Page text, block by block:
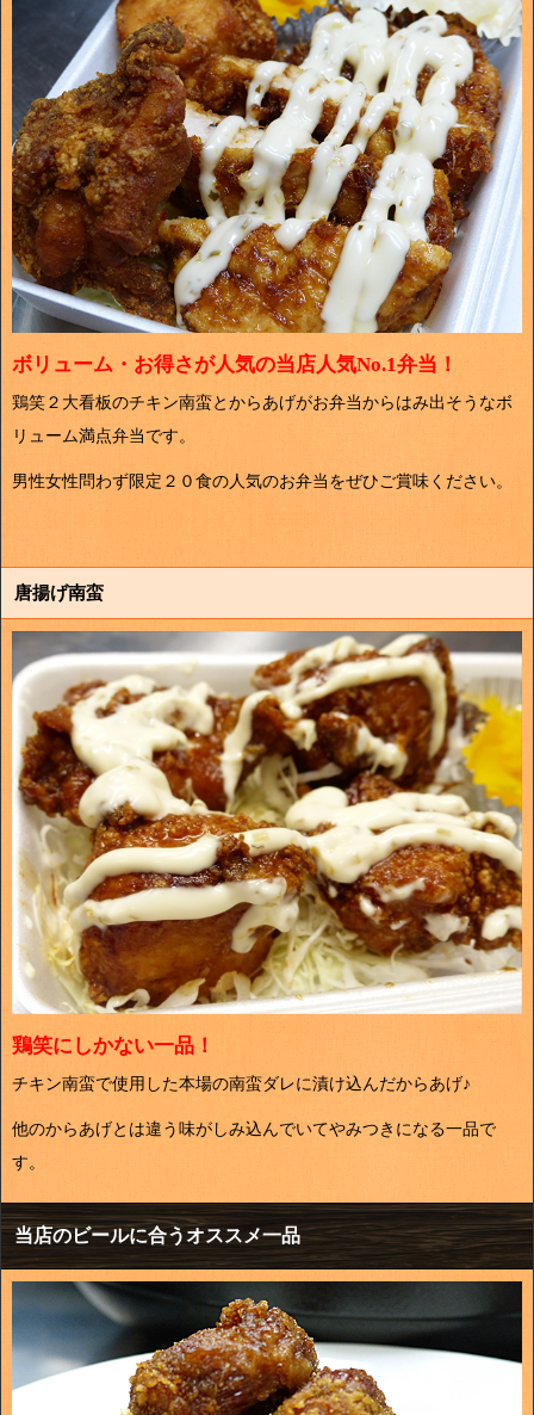
ボリューム・お得さが人気の当店人気No.1弁当！
鶏笑２大看板のチキン南蛮とからあげがお弁当からはみ出そうなボ
リューム満点弁当です。
男性女性問わず限定２０食の人気のお弁当をぜひご賞味ください。
唐揚げ南蛮
鶏笑にしかない一品！
チキン南蛮で使用した本場の南蛮ダレに漬け込んだからあげ♪
他のからあげとは違う味がしみ込んでいてやみつきになる一品で
す。
当店のビールに合うオススメ一品